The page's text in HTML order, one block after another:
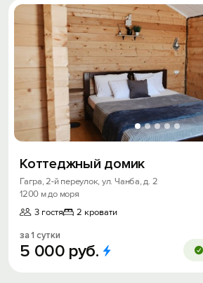
Коттеджный домик
Гагра, 2-й переулок, ул. Чанба, д. 2
1200 м до моря
3 гостя
2 кровати
за 1 сутки
5 000 руб.